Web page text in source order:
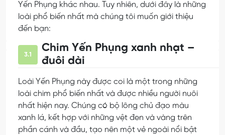
Yến Phụng khác nhau. Tuy nhiên, dưới đây là những
loài phổ biến nhất mà chúng tôi muốn giới thiệu
đến bạn:
3.1
Chim Yến Phụng xanh nhạt –
đuôi dài
Loài Yến Phụng này được coi là một trong những
loài chim phổ biến nhất và được nhiều người nuôi
nhất hiện nay. Chúng có bộ lông chủ đạo màu
xanh lá, kết hợp với những vệt đen và vàng trên
phần cánh và đầu, tạo nên một vẻ ngoài nổi bật